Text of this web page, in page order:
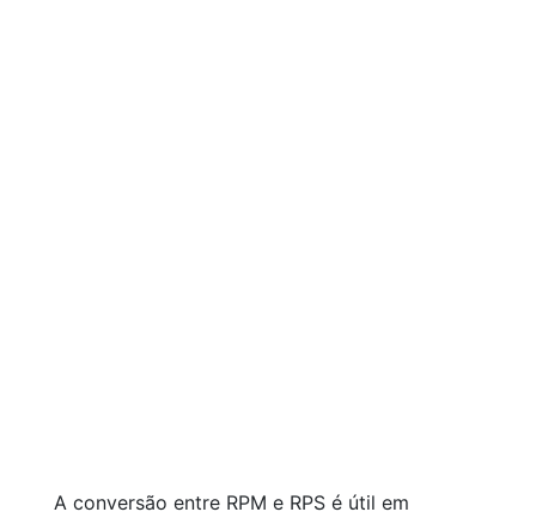
A conversão entre RPM e RPS é útil em